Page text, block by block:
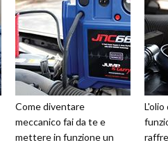
Come diventare
meccanico fai da te e
mettere in funzione un